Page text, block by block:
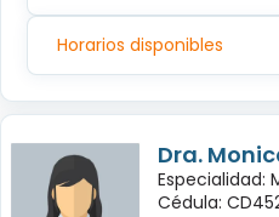
Horarios disponibles
Dra.
Especialidad:
Cédula: